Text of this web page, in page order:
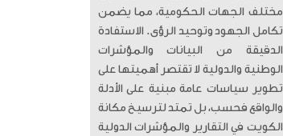
مختلف الجهات الحكومية، مما يضمن
تكامل الجهود وتوحيد الرؤى. الاستفادة
الدقيقة من البيانات والمؤشرات
الوطنية والدولية لا تقتصر أهميتها على
تطوير سياسات عامة مبنية على الأدلة
والواقع فحسب، بل تمتد لترسيخ مكانة
الكويت في التقارير والمؤشرات الدولية